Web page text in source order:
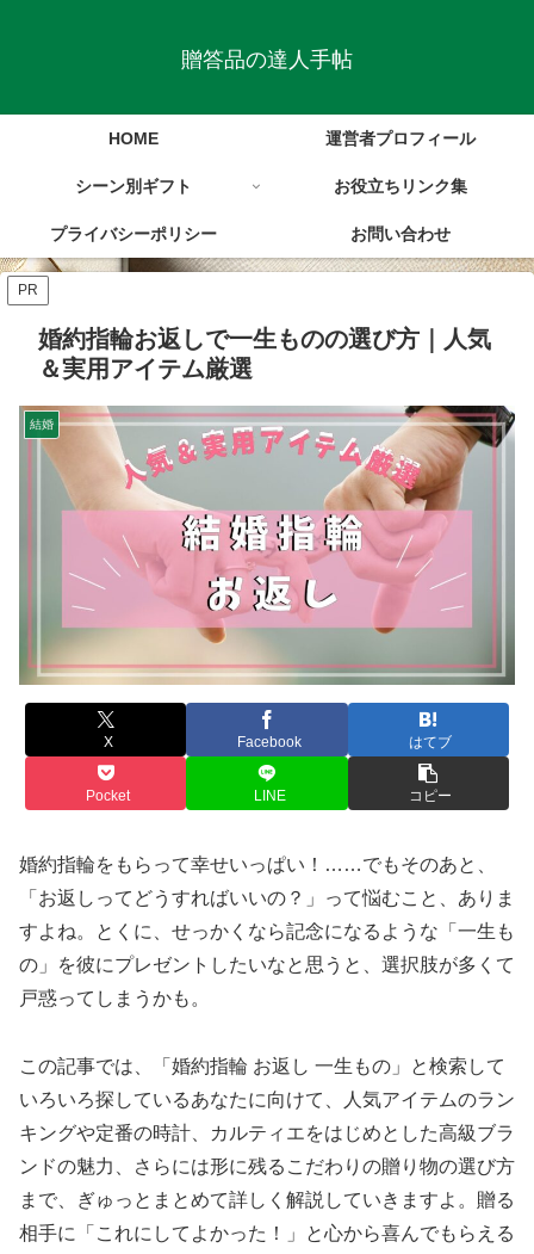
贈答品の達人手帖
HOME 運営者プロフィール
シーン別ギフト お役立ちリンク集
プライバシーポリシー お問い合わせ
PR
婚約指輪お返しで一生ものの選び方｜人気
＆実用アイテム厳選
結婚
X Facebook はてブ
Pocket LINE コピー
婚約指輪をもらって幸せいっぱい！……でもそのあと、
「お返しってどうすればいいの？」って悩むこと、ありま
すよね。とくに、せっかくなら記念になるような「一生も
の」を彼にプレゼントしたいなと思うと、選択肢が多くて
戸惑ってしまうかも。
この記事では、「婚約指輪 お返し 一生もの」と検索して
いろいろ探しているあなたに向けて、人気アイテムのラン
キングや定番の時計、カルティエをはじめとした高級ブラ
ンドの魅力、さらには形に残るこだわりの贈り物の選び方
まで、ぎゅっとまとめて詳しく解説していきますよ。贈る
相手に「これにしてよかった！」と心から喜んでもらえる